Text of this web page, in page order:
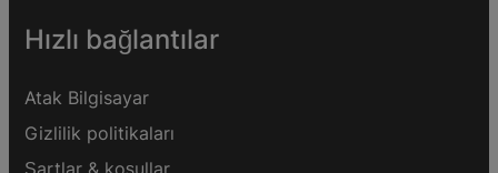
Hızlı bağlantılar
Atak Bilgisayar
Gizlilik politikaları
Şartlar & koşullar